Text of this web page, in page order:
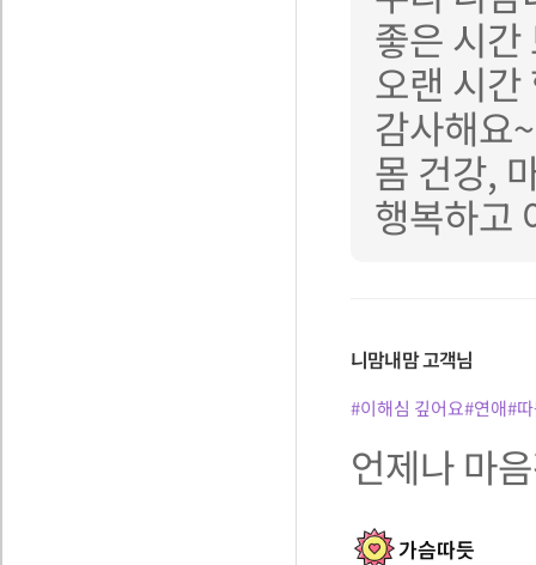
좋은 시
오랜 시간
감사해요
몸 건강,
행복하고
니맘내맘고객님
#이해심 깊어요#연애#
언제나 마
가슴따듯